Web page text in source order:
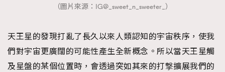
（圖片來源：IG@_sweet_n_sweeter_）
天王星的發現打亂了長久以來人類認知的宇宙秩序，使我
們對宇宙更廣闊的可能性產生全新概念。所以當天王星觸
及星盤的某個位置時，會透過突如其來的打撃擴展我們的